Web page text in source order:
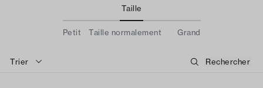
Taille
Petit Taille normalement Grand
Trier